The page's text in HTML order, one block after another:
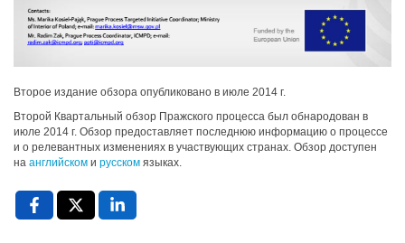
Второе издание обзора опубликовано в июле 2014 г.
Второй Квартальный обзор Пражского процесса был обнародован в
июле 2014 г. Обзор предоставляет последнюю информацию о процессе
и о релевантных изменениях в участвующих странах. Обзор доступен
на английском и русском языках.